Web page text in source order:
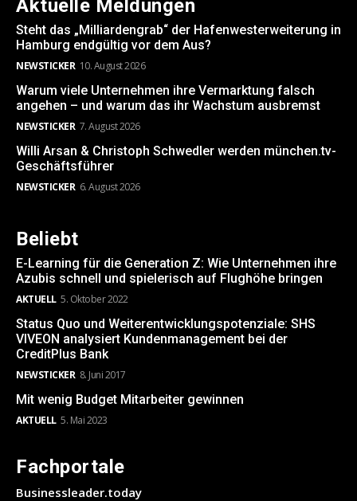
Aktuelle Meldungen
Steht das „Milliardengrab“ der Hafenwesterweiterung in
Hamburg endgültig vor dem Aus?
NEWSTICKER 10. August 2026
Warum viele Unternehmen ihre Vermarktung falsch
angehen – und warum das ihr Wachstum ausbremst
NEWSTICKER 7. August 2026
Willi Arsan & Christoph Schwedler werden münchen.tv-
Geschäftsführer
NEWSTICKER 6. August 2026
Beliebt
E-Learning für die Generation Z: Wie Unternehmen ihre
Azubis schnell und spielerisch auf Flughöhe bringen
AKTUELL 5. Oktober 2022
Status Quo und Weiterentwicklungspotenziale: SHS
VIVEON analysiert Kundenmanagement bei der
CreditPlus Bank
NEWSTICKER 8. Juni 2017
Mit wenig Budget Mitarbeiter gewinnen
AKTUELL 5. Mai 2023
Fachportale
Businessleader.today